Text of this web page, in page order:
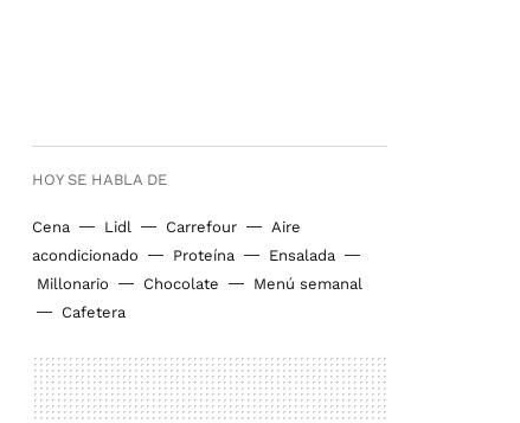
HOY SE HABLA DE
Cena Lidl Carrefour
Aire
acondicionado
Proteína
Ensalada
Millonario
Chocolate
Menú semanal
Cafetera